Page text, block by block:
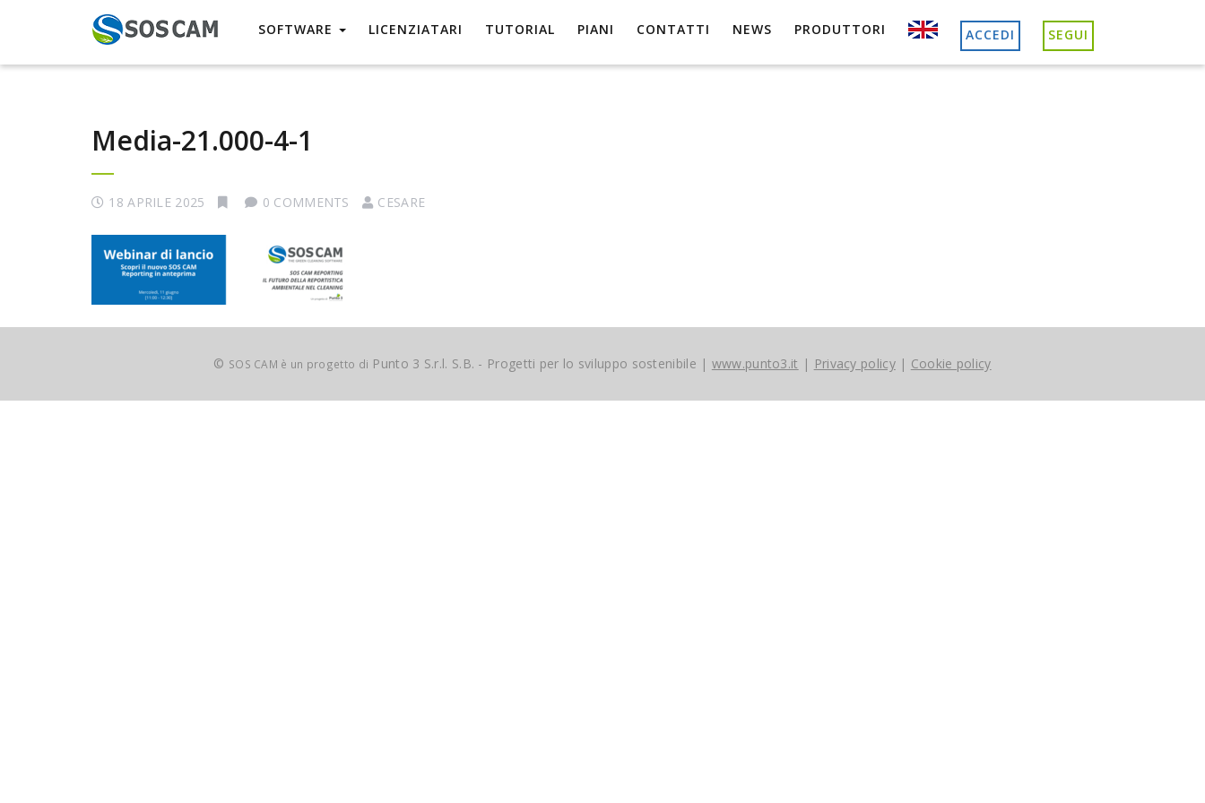
SOFTWARE LICENZIATARI TUTORIAL PIANI CONTATTI NEWS PRODUTTORI ACCEDI SEGUI
Media-21.000-4-1
18 APRILE 2025 0 COMMENTS CESARE
© SOS CAM è un progetto di Punto 3 S.r.l. S.B. - Progetti per lo sviluppo sostenibile | www.punto3.it | Privacy policy| Cookie policy